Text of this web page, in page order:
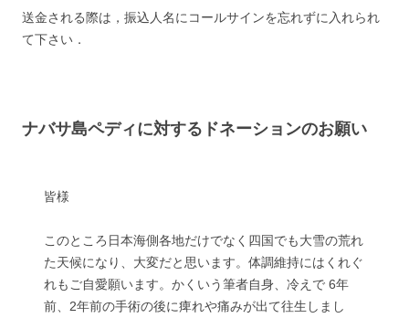
送金される際は，振込人名にコールサインを忘れずに入れられ
て下さい．
ナバサ島ペディに対するドネーションのお願い
皆様
このところ日本海側各地だけでなく四国でも大雪の荒れ
た天候になり、大変だと思います。体調維持にはくれぐ
れもご自愛願います。かくいう筆者自身、冷えで 6年
前、2年前の手術の後に痺れや痛みが出て往生しまし